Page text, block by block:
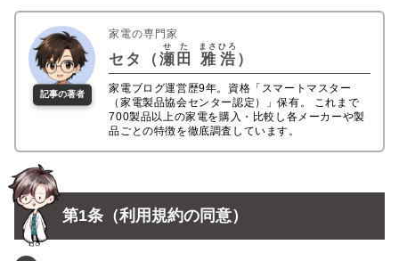
記事の著者
家電の専門家
セタ（瀬田
せた
雅浩
まさひろ
）
家電ブログ運営歴9年。資格「スマートマスター
（家電製品協会センター認定）」保有。 これまで
700製品以上の家電を購入・比較し各メーカーや製
品ごとの特徴を徹底調査しています。
第1条（利用規約の同意）